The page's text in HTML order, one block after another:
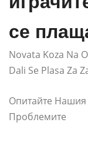
се
Novata Koza Na
Dali Se Plasa Za
Опитайте
Проблемите